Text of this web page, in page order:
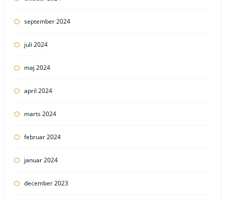
september 2024
juli 2024
maj 2024
april 2024
marts 2024
februar 2024
januar 2024
december 2023